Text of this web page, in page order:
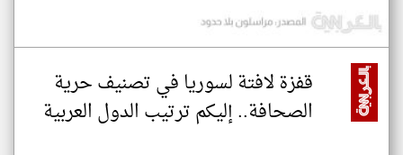
قفزة لافتة لسوريا في تصنيف حرية
الصحافة.. إليكم ترتيب الدول العربية